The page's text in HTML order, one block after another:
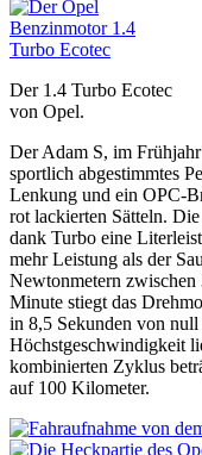
Der 1.4 Turbo Ecotec
von Opel.
Der Adam S, im
sportlich abgestimmtes
Lenkung und ein OPC-
rot lackierten Sätteln.
dank Turbo eine
mehr Leistung als der
Newtonmetern
Minute stiegt das
in 8,5 Sekunden von
Höchstgeschwindigkeit
kombinierten Zyklus
auf 100 Kilometer.